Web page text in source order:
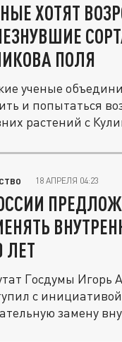
ХОТЯТ
ПОЛЯ
ученые
и попытаться
растений с
18 АПРЕЛЯ 04:23
ЛЕТ
Госдумы Игорь
с
замену